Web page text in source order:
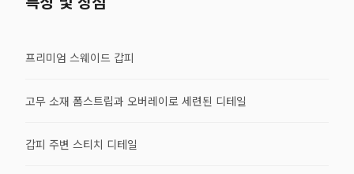
프리미엄 스웨이드 갑피
고무 소재 폼스트립과 오버레이로 세련된 디테일
갑피 주변 스티치 디테일